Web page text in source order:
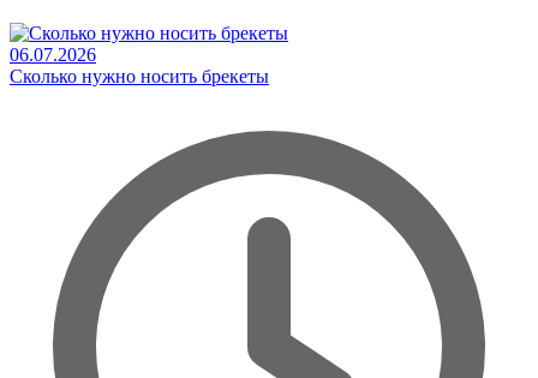
06.07.2026
Сколько нужно носить брекеты